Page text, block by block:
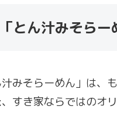
とん汁みそらー
みそらーめん」は、
、すき家ならではのオ